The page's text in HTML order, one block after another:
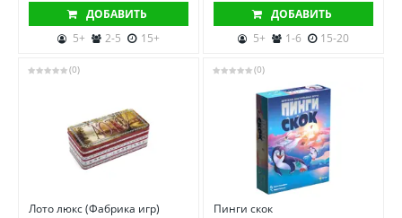
ДОБАВИТЬ
5+
2-5 15+
ДОБАВИТЬ
5+
1-6 15-20
(0)
Лото люкс (Фабрика игр)
(0)
Пинги скок